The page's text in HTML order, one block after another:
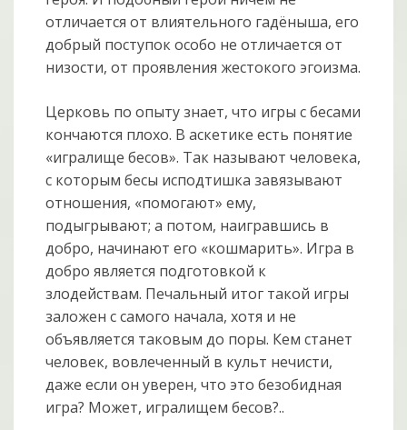
отличается от влиятельного гадёныша, его
добрый поступок особо не отличается от
низости, от проявления жестокого эгоизма.
Церковь по опыту знает, что игры с бесами
кончаются плохо. В аскетике есть понятие
«игралище бесов». Так называют человека,
с которым бесы исподтишка завязывают
отношения, «помогают» ему,
подыгрывают; а потом, наигравшись в
добро, начинают его «кошмарить». Игра в
добро является подготовкой к
злодействам. Печальный итог такой игры
заложен с самого начала, хотя и не
объявляется таковым до поры. Кем станет
человек, вовлеченный в культ нечисти,
даже если он уверен, что это безобидная
игра? Может, игралищем бесов?..